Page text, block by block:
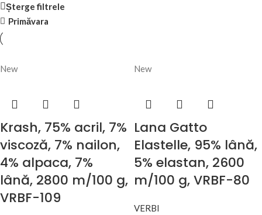
Șterge filtrele
Primăvara
New
Krash, 75% acril, 7%
viscoză, 7% nailon,
4% alpaca, 7%
lână, 2800 m/100 g,
VRBF-109
New
Lana Gatto
Elastelle, 95% lână,
5% elastan, 2600
m/100 g, VRBF-80
VERBI